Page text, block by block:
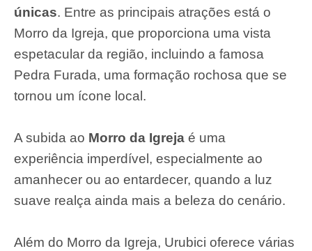
únicas. Entre as principais atrações está o
Morro da Igreja, que proporciona uma vista
espetacular da região, incluindo a famosa
Pedra Furada, uma formação rochosa que se
tornou um ícone local.
A subida ao Morro da Igreja é uma
experiência imperdível, especialmente ao
amanhecer ou ao entardecer, quando a luz
suave realça ainda mais a beleza do cenário.
Além do Morro da Igreja, Urubici oferece várias